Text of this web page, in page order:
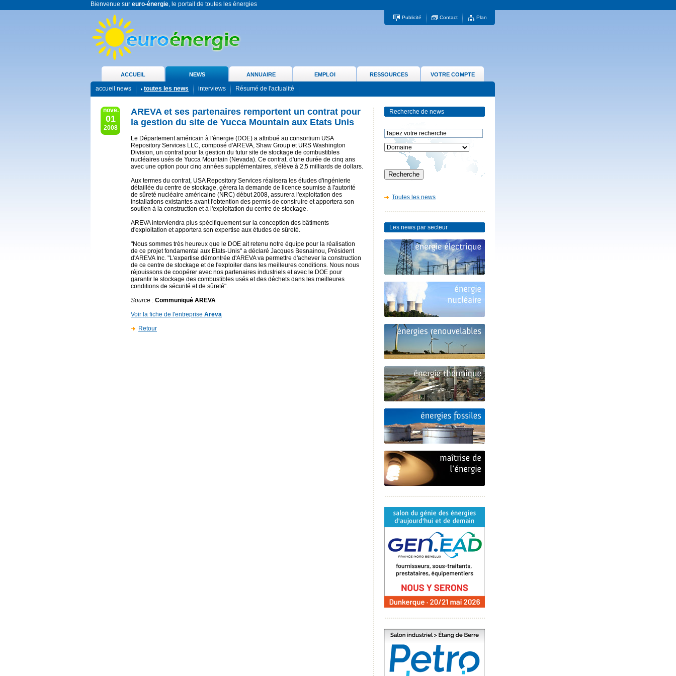
Bienvenue sur euro-énergie, le portail de toutes les énergies
Publicité Contact Plan
ACCUEIL NEWS ANNUAIRE EMPLOI RESSOURCES VOTRE COMPTE
accueil news toutes les news interviews Résumé de l'actualité
nove.
01
2008
AREVA et ses partenaires remportent un contrat pour
la gestion du site de Yucca Mountain aux Etats Unis
Le Département américain à l'énergie (DOE) a attribué au consortium USA
Repository Services LLC, composé d'AREVA, Shaw Group et URS Washington
Division, un contrat pour la gestion du futur site de stockage de combustibles
nucléaires usés de Yucca Mountain (Nevada). Ce contrat, d'une durée de cinq ans
avec une option pour cinq années supplémentaires, s'élève à 2,5 milliards de dollars.
Aux termes du contrat, USA Repository Services réalisera les études d'ingénierie
détaillée du centre de stockage, gèrera la demande de licence soumise à l'autorité
de sûreté nucléaire américaine (NRC) début 2008, assurera l'exploitation des
installations existantes avant l'obtention des permis de construire et apportera son
soutien à la construction et à l'exploitation du centre de stockage.
AREVA interviendra plus spécifiquement sur la conception des bâtiments
d'exploitation et apportera son expertise aux études de sûreté.
"Nous sommes très heureux que le DOE ait retenu notre équipe pour la réalisation
de ce projet fondamental aux Etats-Unis" a déclaré Jacques Besnainou, Président
d'AREVA Inc. "L'expertise démontrée d'AREVA va permettre d'achever la construction
de ce centre de stockage et de l'exploiter dans les meilleures conditions. Nous nous
réjouissons de coopérer avec nos partenaires industriels et avec le DOE pour
garantir le stockage des combustibles usés et des déchets dans les meilleures
conditions de sécurité et de sûreté".
Source : Communiqué AREVA
Voir la fiche de l'entreprise Areva
Retour
Recherche de news
Toutes les news
Les news par secteur